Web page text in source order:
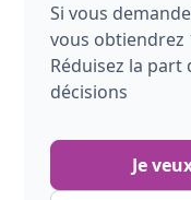
Si vous
vous obtiendrez
Réduisez la part
décisions
Je